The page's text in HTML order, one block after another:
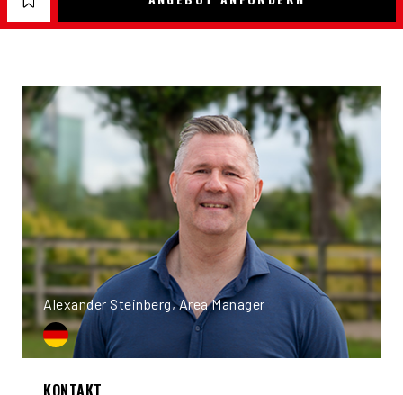
Alexander Steinberg, Area Manager
KONTAKT